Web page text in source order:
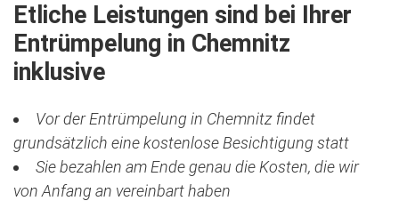
Etliche Leistungen sind bei Ihrer
Entrümpelung in Chemnitz
inklusive
Vor der Entrümpelung in Chemnitz findet
grundsätzlich eine kostenlose Besichtigung statt
Sie bezahlen am Ende genau die Kosten, die wir
von Anfang an vereinbart haben